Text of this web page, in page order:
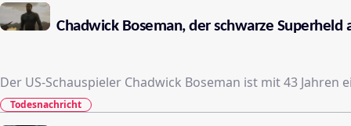
Chadwick Boseman, der schwarze Superheld
Der US-Schauspieler Chadwick Boseman ist mit 43
Todesnachricht